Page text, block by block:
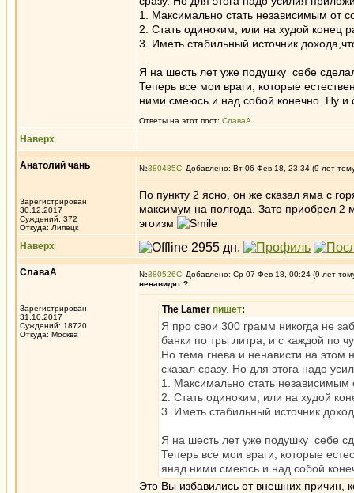
1. Максимально стать независимым от
2. Стать одиноким, или на худой конец
3. Иметь стабильный источник
Я на шесть лет уже подушку себе
Теперь все мои враги, которые
ними смеюсь и над собой конечно. Ну и
Ответы на этот пост: СлаваА
Наверх
Анатолий чань
Зарегистрирован:
30.12.2017
Суждений: 372
Откуда: Липецк
№380485 Добавлено: Вт 06 Фев 18, 23:34 (9 лет
По пункту 2 ясно, он же сказал яма с
максимум на полгода. Зато приобрел 2
эгоизм
Наверх
СлаваА
Зарегистрирован:
31.10.2017
Суждений: 18720
Откуда: Москва
№380526
Добавлено: Ср 07 Фев 18, 00:24 (9 лет
ненавидят ?
The Lamer пишет:
Я про свои 300 грамм никогда не
банки по тры литра, и с каждой по
Но тема гнева и ненависти на этом
сказал сразу. Но для этога надо
1. Максимально стать
2. Стать одиноким, или на худой
3. Иметь стабильный источник
Я на шесть лет уже подушку себе
Теперь все мои враги, которые
янад ними смеюсь и над собой
Это Вы избавились от внешних причин,